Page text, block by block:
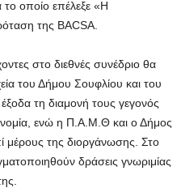
το οποίο επέλεξε «Η
της BACSA.
στο διεθνές συνέδριο θα
του Δήμου Σουφλίου και του
τη διαμονή τους γεγονός
ενώ η Π.Α.Μ.Θ και ο Δήμος
μέρους της διοργάνωσης. Στο
δράσεις γνωριμίας